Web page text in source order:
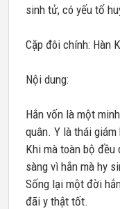
sinh tử, có yếu tố
Cặp đôi chính: Hàn
Nội dung:
Hắn vốn là một
quân. Y là thái giám
Khi mà toàn bộ
sàng vì hắn mà hy
Sống lại một đời
đãi y thật tốt.